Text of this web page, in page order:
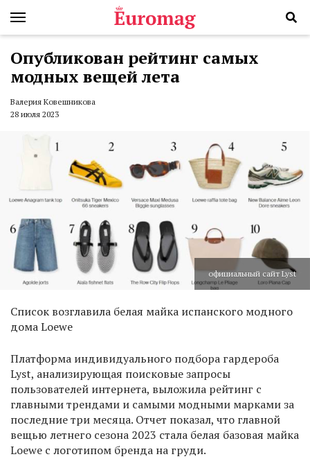
Опубликован рейтинг самых
модных вещей лета
Валерия Ковешникова
28 июля 2023
официальный сайт Lyst
Список возглавила белая майка испанского модного
дома Loewe
Платформа индивидуального подбора гардероба
Lyst, анализирующая поисковые запросы
пользователей интернета, выложила рейтинг с
главными трендами и самыми модными марками за
последние три месяца. Отчет показал, что главной
вещью летнего сезона 2023 стала белая базовая майка
Loewe с логотипом бренда на груди.